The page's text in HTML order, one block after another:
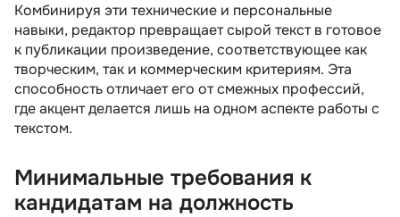
Комбинируя эти технические и персональные
навыки, редактор превращает сырой текст в готовое
к публикации произведение, соответствующее как
творческим, так и коммерческим критериям. Эта
способность отличает его от смежных профессий,
где акцент делается лишь на одном аспекте работы с
текстом.
Минимальные требования к
кандидатам на должность